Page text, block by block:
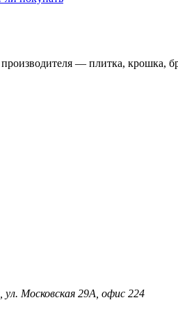
— плитка, крошка,
Московская 29А, офис 224